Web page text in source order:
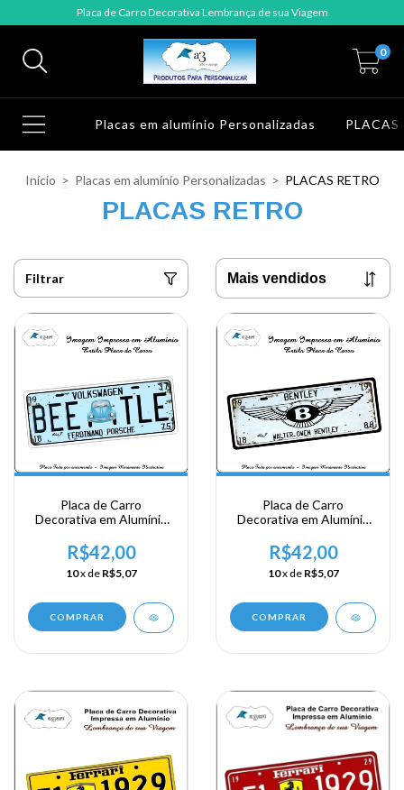
Placa de Carro Decorativa Lembrança de sua Viagem
0
Placas em alumínio Personalizadas PLACAS
Início > Placas em alumínio Personalizadas > PLACAS RETRO
PLACAS RETRO
Filtrar
Placa de Carro
Decorativa em Alumínio
Viagem - Bee tle
R$42,00
10x de R$5,07
COMPRAR
Placa de Carro
Decorativa em Alumínio
Viagem - Bentley
R$42,00
10x de R$5,07
COMPRAR